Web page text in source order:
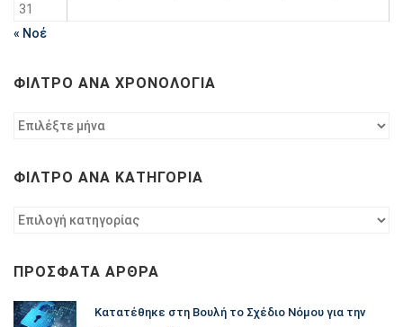
31
« Νοέ
ΦΊΛΤΡΟ ΑΝΆ ΧΡΟΝΟΛΟΓΊΑ
Φίλτρο
ΦΊΛΤΡΟ ΑΝΆ ΚΑΤΗΓΟΡΊΑ
Φίλτρο
ΠΡΌΣΦΑΤΑ ΆΡΘΡΑ
Κατατέθηκε στη Βουλή το Σχέδιο Νόμου για την